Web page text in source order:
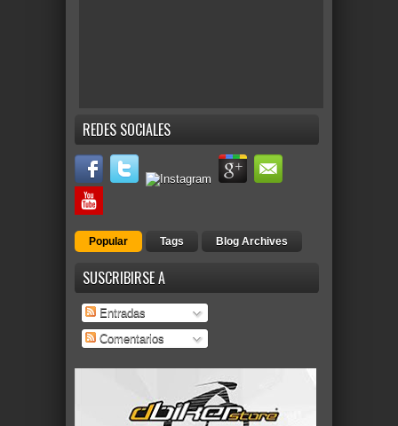
REDES SOCIALES
Popular Tags Blog Archives
SUSCRIBIRSE A
Entradas
Comentarios